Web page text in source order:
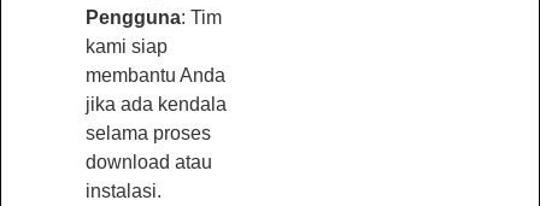
Pengguna: Tim
kami siap
membantu Anda
jika ada kendala
selama proses
download atau
instalasi.